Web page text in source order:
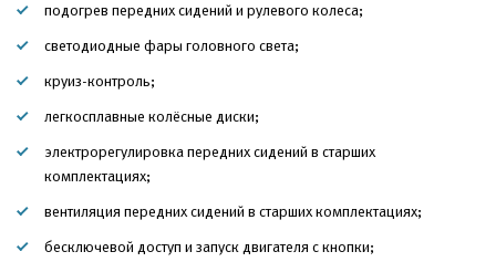
подогрев передних сидений и рулевого колеса;
светодиодные фары головного света;
круиз-контроль;
легкосплавные колёсные диски;
электрорегулировка передних сидений в старших
комплектациях;
вентиляция передних сидений в старших комплектациях;
бесключевой доступ и запуск двигателя с кнопки;